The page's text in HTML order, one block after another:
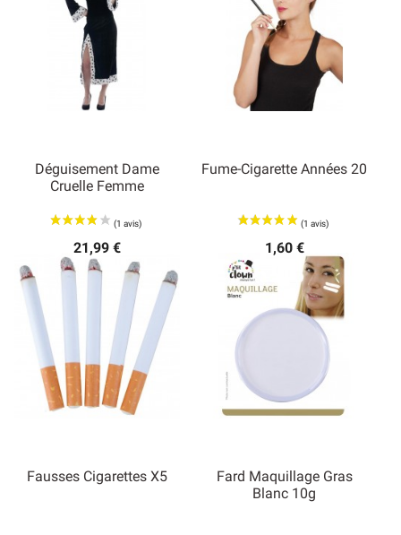
Déguisement Dame
Cruelle Femme
21,99 €
Fume-Cigarette Années 20
1,60 €
Fausses Cigarettes X5
Fard Maquillage Gras
Blanc 10g